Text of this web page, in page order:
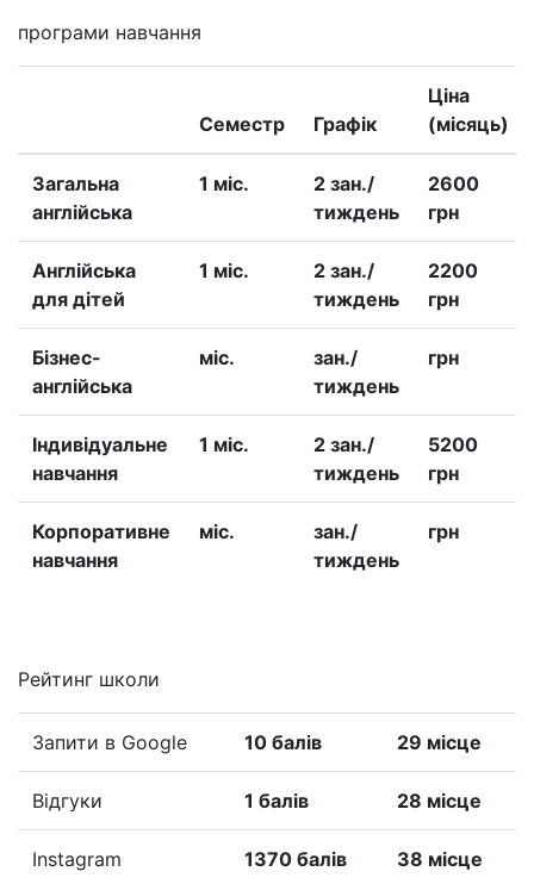
програми навчання
Семестр Графік
Ціна
(місяць)
Загальна
англійська
1 міс.
2 зан./
тиждень
2600
грн
Англійська
для дітей
1 міс.
2 зан./
тиждень
2200
грн
Бізнес-
англійська
міс.
зан./
тиждень
грн
Iндивідуальне
навчання
1 міс.
2 зан./
тиждень
5200
грн
Корпоративне
навчання
міс.
зан./
тиждень
грн
Рейтинг школи
Запити в Google 10 балів 29 місце
Відгуки 1 балів 28 місце
Instagram 1370 балів 38 місце